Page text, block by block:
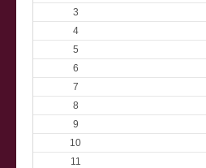
3
4
5
6
7
8
9
10
11